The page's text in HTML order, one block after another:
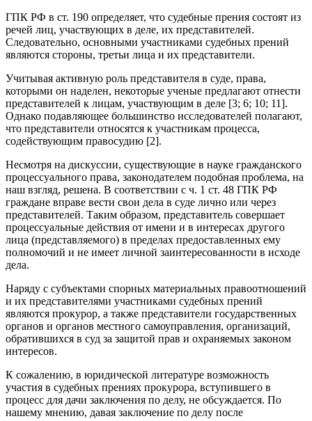
ГПК РФ в ст. 190 определяет, что судебные прения состоят из
речей лиц, участвующих в деле, их представителей.
Следовательно, основными участниками судебных прений
являются стороны, третьи лица и их представители.
Учитывая активную роль представителя в суде, права,
которыми он наделен, некоторые ученые предлагают отнести
представителей к лицам, участвующим в деле [3; 6; 10; 11].
Однако подавляющее большинство исследователей полагают,
что представители относятся к участникам процесса,
содействующим правосудию [2].
Несмотря на дискуссии, существующие в науке гражданского
процессуального права, законодателем подобная проблема, на
наш взгляд, решена. В соответствии с ч. 1 ст. 48 ГПК РФ
граждане вправе вести свои дела в суде лично или через
представителей. Таким образом, представитель совершает
процессуальные действия от имени и в интересах другого
лица (представляемого) в пределах предоставленных ему
полномочий и не имеет личной заинтересованности в исходе
дела.
Наряду с субъектами спорных материальных правоотношений
и их представителями участниками судебных прений
являются прокурор, а также представители государственных
органов и органов местного самоуправления, организаций,
обратившихся в суд за защитой прав и охраняемых законом
интересов.
К сожалению, в юридической литературе возможность
участия в судебных прениях прокурора, вступившего в
процесс для дачи заключения по делу, не обсуждается. По
нашему мнению, давая заключение по делу после